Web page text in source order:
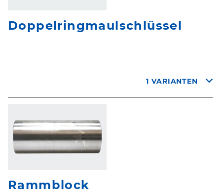
Doppelringmaulschlüssel
1 VARIANTEN
Rammblock